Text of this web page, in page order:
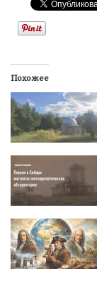
Похожее